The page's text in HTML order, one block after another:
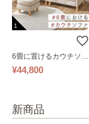
1
6畳に置けるカウチソフ
ァ｜ベージュ
¥44,800
新商品